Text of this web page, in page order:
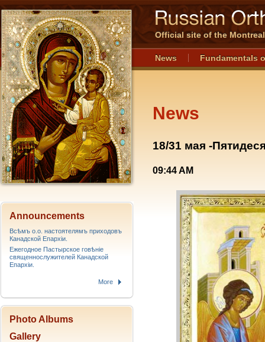
Official site of the
News Fundamentals
News
18/31 мая -
09:44 AM
Announcements
Всѣмъ о.о. настоятелямъ приходовъ
Канадской Епархiи.
Ежегодное Пастырское говѣніе
священнослужителей Канадской
Епархіи.
More
Photo Albums
Gallery